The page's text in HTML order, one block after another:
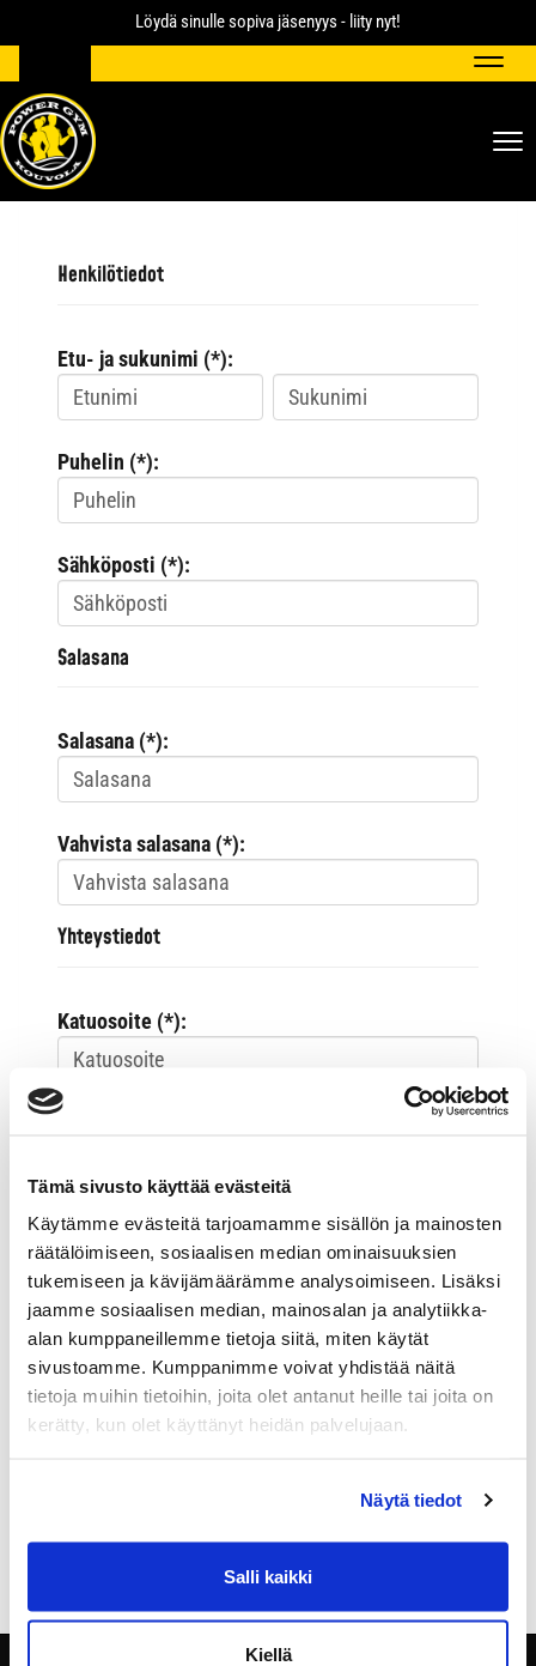
Tämä sivusto käyttää evästeitä
Käytämme evästeitä tarjoamamme sisällön ja mainosten
räätälöimiseen, sosiaalisen median ominaisuuksien
tukemiseen ja kävijämäärämme analysoimiseen. Lisäksi
jaamme sosiaalisen median, mainosalan ja analytiikka-
alan kumppaneillemme tietoja siitä, miten käytät
sivustoamme. Kumppanimme voivat yhdistää näitä
tietoja muihin tietoihin, joita olet antanut heille tai joita on
kerätty, kun olet käyttänyt heidän palvelujaan.
Näytä tiedot
Salli kaikki
Kiellä
Löydä sinulle sopiva jäsenyys - liity nyt!
Henkilötiedot
Etu- ja sukunimi (*):
Puhelin (*):
Sähköposti (*):
Salasana
Salasana (*):
Vahvista salasana (*):
Yhteystiedot
Katuosoite (*):
Maa (*):
Suomi
Rekisteröidy
Haluan tilata Powergym Kouvola uutiskirjeen
Tietoni saa tallentaa Power Gym asiakas- ja
markkinointirekisteriin EU:n tietosuoja-